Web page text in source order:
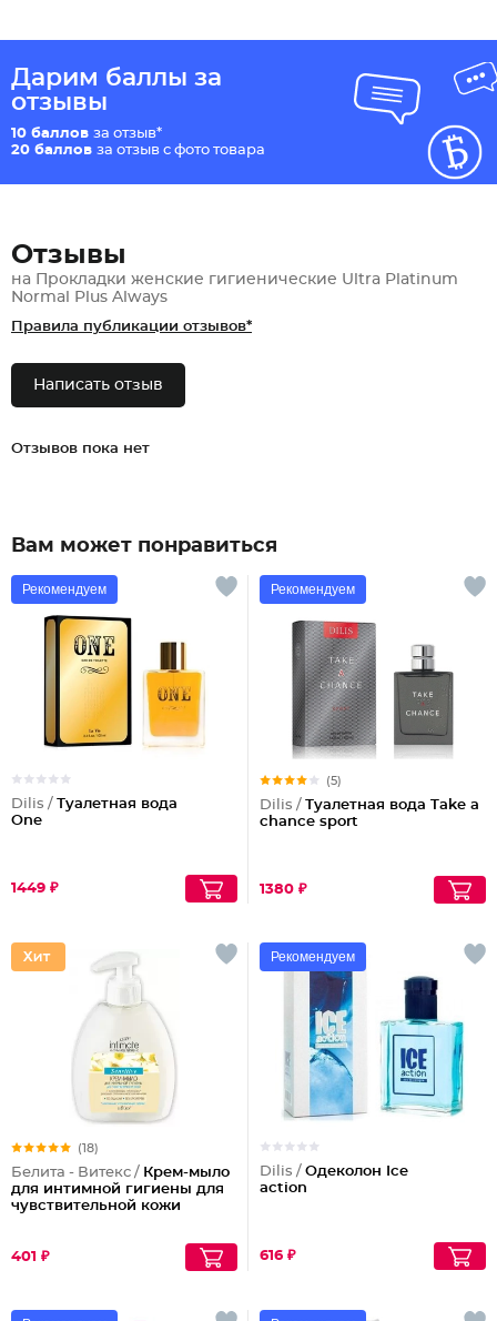
Дарим баллы за
отзывы
10 баллов за отзыв*
20 баллов за отзыв с фото товара
Отзывы
на Прокладки женские гигиенические Ultra Platinum
Normal Plus Always
Правила публикации отзывов*
Написать отзыв
Отзывов пока нет
Вам может понравиться
Рекомендуем
Dilis / Туалетная вода
One
1449 ₽
Рекомендуем
(5)
Dilis / Туалетная вода Take a
chance sport
1380 ₽
(18)
Белита - Витекс / Крем-мыло
для интимной гигиены для
чувствительной кожи
401 ₽
Рекомендуем
Dilis / Одеколон Ice
action
616 ₽